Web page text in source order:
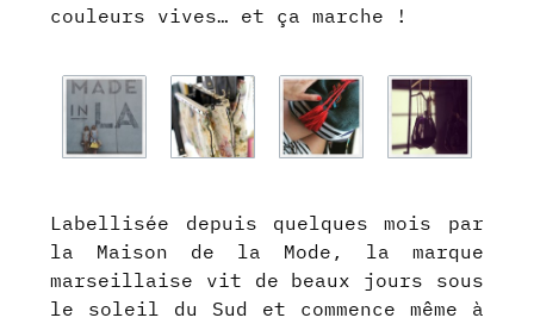
couleurs vives… et ça marche !
Labellisée depuis quelques mois par
la Maison de la Mode, la marque
marseillaise vit de beaux jours sous
le soleil du Sud et commence même à